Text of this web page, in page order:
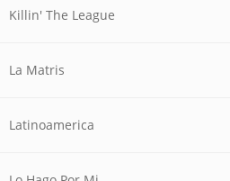
Killin' The League
La Matris
Latinoamerica